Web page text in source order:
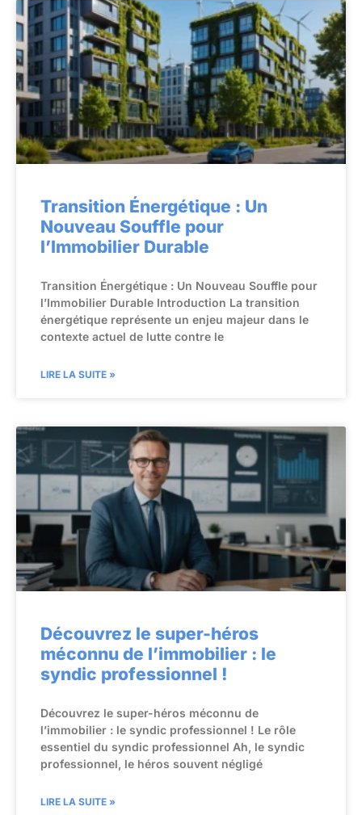
Transition Énergétique : Un
Nouveau Souffle pour
l’Immobilier Durable
Transition Énergétique : Un Nouveau Souffle pour
l’Immobilier Durable Introduction La transition
énergétique représente un enjeu majeur dans le
contexte actuel de lutte contre le
LIRE LA SUITE »
Découvrez le super-héros
méconnu de l’immobilier : le
syndic professionnel !
Découvrez le super-héros méconnu de
l’immobilier : le syndic professionnel ! Le rôle
essentiel du syndic professionnel Ah, le syndic
professionnel, le héros souvent négligé
LIRE LA SUITE »